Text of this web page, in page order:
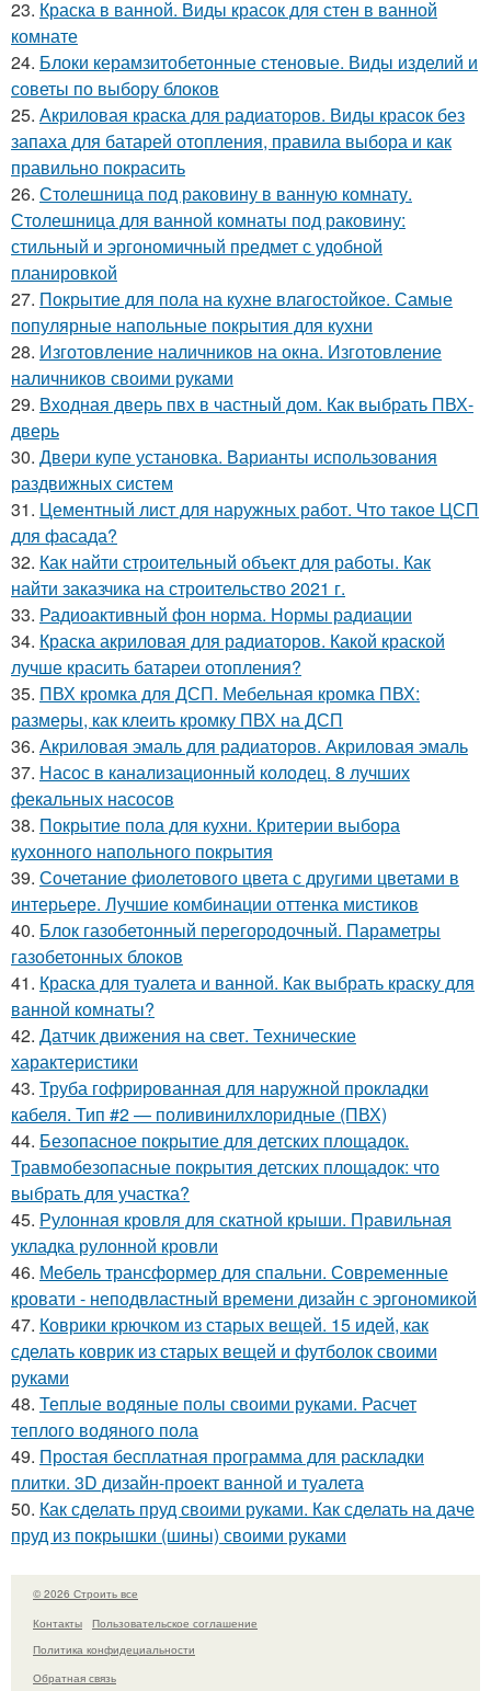
23. Краска в ванной. Виды красок для стен в ванной
комнате
24. Блоки керамзитобетонные стеновые. Виды изделий и
советы по выбору блоков
25. Акриловая краска для радиаторов. Виды красок без
запаха для батарей отопления, правила выбора и как
правильно покрасить
26. Столешница под раковину в ванную комнату.
Столешница для ванной комнаты под раковину:
стильный и эргономичный предмет с удобной
планировкой
27. Покрытие для пола на кухне влагостойкое. Самые
популярные напольные покрытия для кухни
28. Изготовление наличников на окна. Изготовление
наличников своими руками
29. Входная дверь пвх в частный дом. Как выбрать ПВХ-
дверь
30. Двери купе установка. Варианты использования
раздвижных систем
31. Цементный лист для наружных работ. Что такое ЦСП
для фасада?
32. Как найти строительный объект для работы. Как
найти заказчика на строительство 2021 г.
33. Радиоактивный фон норма. Нормы радиации
34. Краска акриловая для радиаторов. Какой краской
лучше красить батареи отопления?
35. ПВХ кромка для ДСП. Мебельная кромка ПВХ:
размеры, как клеить кромку ПВХ на ДСП
36. Акриловая эмаль для радиаторов. Акриловая эмаль
37. Насос в канализационный колодец. 8 лучших
фекальных насосов
38. Покрытие пола для кухни. Критерии выбора
кухонного напольного покрытия
39. Сочетание фиолетового цвета с другими цветами в
интерьере. Лучшие комбинации оттенка мистиков
40. Блок газобетонный перегородочный. Параметры
газобетонных блоков
41. Краска для туалета и ванной. Как выбрать краску для
ванной комнаты?
42. Датчик движения на свет. Технические
характеристики
43. Труба гофрированная для наружной прокладки
кабеля. Тип #2 — поливинилхлоридные (ПВХ)
44. Безопасное покрытие для детских площадок.
Травмобезопасные покрытия детских площадок: что
выбрать для участка?
45. Рулонная кровля для скатной крыши. Правильная
укладка рулонной кровли
46. Мебель трансформер для спальни. Современные
кровати - неподвластный времени дизайн с эргономикой
47. Коврики крючком из старых вещей. 15 идей, как
сделать коврик из старых вещей и футболок своими
руками
48. Теплые водяные полы своими руками. Расчет
теплого водяного пола
49. Простая бесплатная программа для раскладки
плитки. 3D дизайн-проект ванной и туалета
50. Как сделать пруд своими руками. Как сделать на даче
пруд из покрышки (шины) своими руками
© 2026 Строить все
Контакты
Пользовательское соглашение
Политика конфидециальности
Обратная связь